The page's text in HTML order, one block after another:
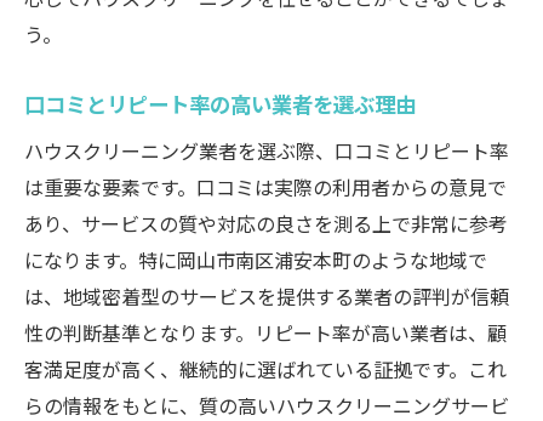
う。
口コミとリピート率の高い業者を選ぶ理由
ハウスクリーニング業者を選ぶ際、口コミとリピート率
は重要な要素です。口コミは実際の利用者からの意見で
あり、サービスの質や対応の良さを測る上で非常に参考
になります。特に岡山市南区浦安本町のような地域で
は、地域密着型のサービスを提供する業者の評判が信頼
性の判断基準となります。リピート率が高い業者は、顧
客満足度が高く、継続的に選ばれている証拠です。これ
らの情報をもとに、質の高いハウスクリーニングサービ